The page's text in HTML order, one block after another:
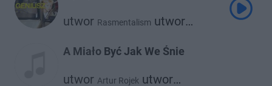
utwor Rasmentalism utwor
A Miało Być Jak We Śnie
utwor Artur Rojek utwor